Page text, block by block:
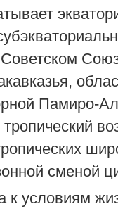
Памиро-
сменой
к условиям